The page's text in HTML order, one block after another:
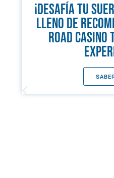
¡Desafía tu
lleno de
Road